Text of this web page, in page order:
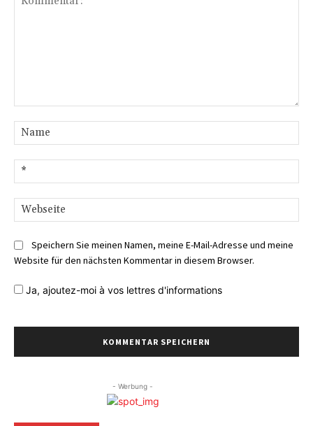
Speichern Sie meinen Namen, meine E-Mail-Adresse und meine
Website für den nächsten Kommentar in diesem Browser.
Ja, ajoutez-moi à vos lettres d'informations
- Werbung -